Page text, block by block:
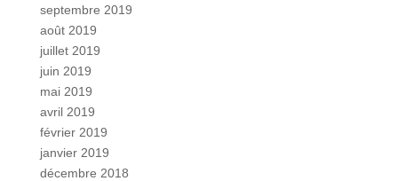
septembre 2019
août 2019
juillet 2019
juin 2019
mai 2019
avril 2019
février 2019
janvier 2019
décembre 2018